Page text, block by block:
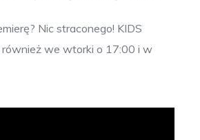
Nic straconego! KIDS
również we wtorki o 17:00 i w